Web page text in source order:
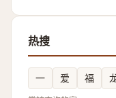
热搜
一 爱 福